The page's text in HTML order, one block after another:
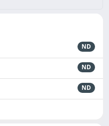
ND
ND
ND